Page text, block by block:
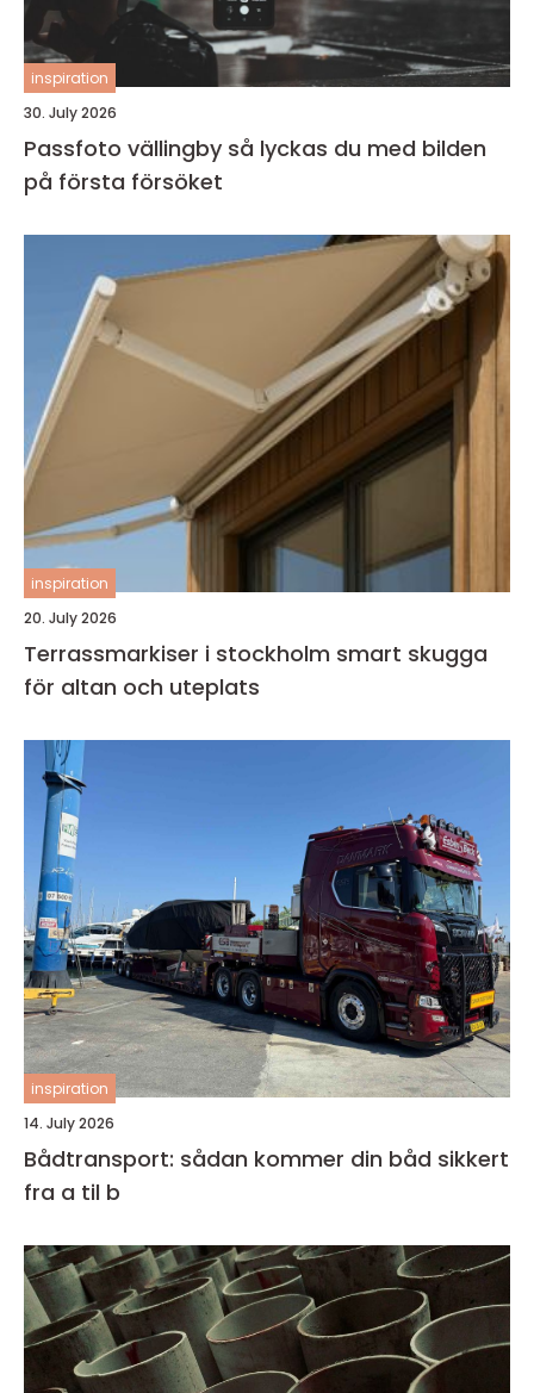
inspiration
30. July 2026
Passfoto vällingby så lyckas du med bilden
på första försöket
inspiration
20. July 2026
Terrassmarkiser i stockholm smart skugga
för altan och uteplats
inspiration
14. July 2026
Bådtransport: sådan kommer din båd sikkert
fra a til b